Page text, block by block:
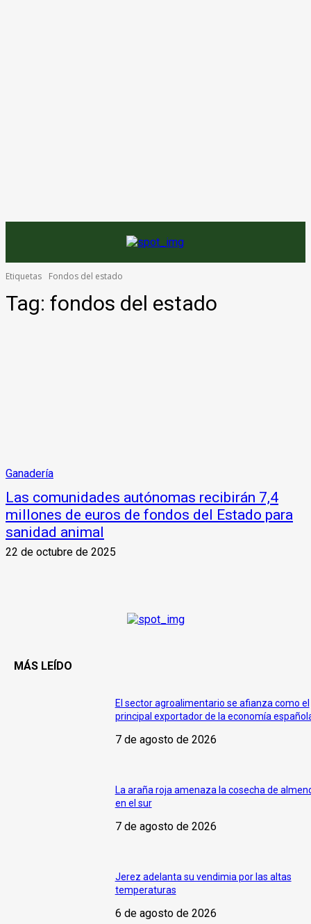
Etiquetas Fondos del estado
Tag: fondos del estado
Ganadería
Las comunidades autónomas recibirán 7,4
millones de euros de fondos del Estado para
sanidad animal
22 de octubre de 2025
MÁS LEÍDO
El sector agroalimentario se afianza como el
principal exportador de la economía
7 de agosto de 2026
La araña roja amenaza la cosecha de
en el sur
7 de agosto de 2026
Jerez adelanta su vendimia por las altas
temperaturas
6 de agosto de 2026